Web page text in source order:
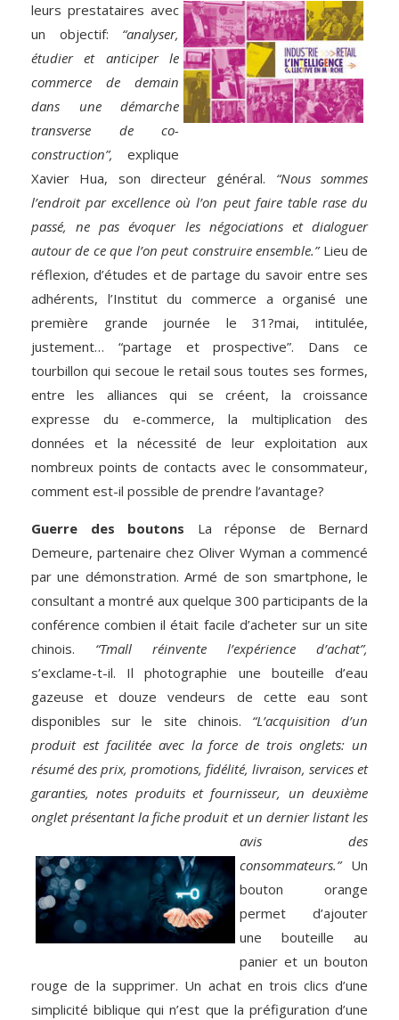
leurs prestataires avec
un objectif: “analyser,
étudier et anticiper le
commerce de demain
dans une démarche
transverse de co-
construction”, explique
Xavier Hua, son directeur général. “Nous sommes
l’endroit par excellence où l’on peut faire table rase du
passé, ne pas évoquer les négociations et dialoguer
autour de ce que l’on peut construire ensemble.” Lieu de
réflexion, d’études et de partage du savoir entre ses
adhérents, l’Institut du commerce a organisé une
première grande journée le 31?mai, intitulée,
justement… “partage et prospective”. Dans ce
tourbillon qui secoue le retail sous toutes ses formes,
entre les alliances qui se créent, la croissance
expresse du e-commerce, la multiplication des
données et la nécessité de leur exploitation aux
nombreux points de contacts avec le consommateur,
comment est-il possible de prendre l’avantage?
Guerre des boutons La réponse de Bernard
Demeure, partenaire chez Oliver Wyman a commencé
par une démonstration. Armé de son smartphone, le
consultant a montré aux quelque 300 participants de la
conférence combien il était facile d’acheter sur un site
chinois. “Tmall réinvente l’expérience d’achat”,
s’exclame-t-il. Il photographie une bouteille d’eau
gazeuse et douze vendeurs de cette eau sont
disponibles sur le site chinois. “L’acquisition d’un
produit est facilitée avec la force de trois onglets: un
résumé des prix, promotions, fidélité, livraison, services et
garanties, notes produits et fournisseur, un deuxième
onglet présentant la fiche produit et un dernierlistant les
avis des
consommateurs.”Un
bouton orange
permet d’ajouter
une bouteille au
panier et un bouton
rouge de la supprimer. Un achat en trois clics d’une
simplicité biblique qui n’est que la préfiguration d’une